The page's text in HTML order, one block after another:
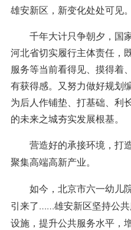
雄安新区，新变化处处可见。
千年大计只争朝夕，国家
河北省切实履行主体责任，
服务等当前看得见、摸得着
有获得感。又努力做好规划
为后人作铺垫、打基础、利
的未来之城夯实发展根基。
营造好的承接环境，打造
聚集高端高新产业。
如今，北京市六一幼儿
引来了……雄安新区坚持公
设施，提升公共服务水平，